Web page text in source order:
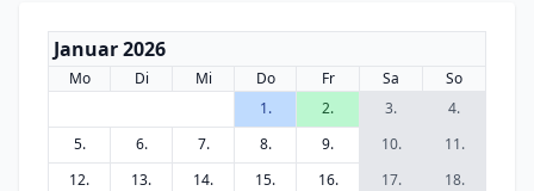
Januar 2026
Mo Di Mi Do Fr Sa
So
1.
2. 3.
4.
5.
6. 7. 8. 9. 10.
11.
12.
13. 14. 15. 16. 17.
18.